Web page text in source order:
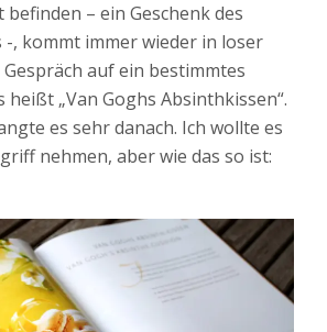
– ein Geschenk des
, kommt immer wieder in loser
auf ein bestimmtes
heißt „Van Goghs Absinthkissen“.
es sehr danach. Ich wollte es
nehmen, aber wie das so ist: